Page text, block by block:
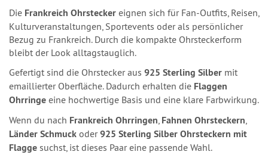
Die Frankreich Ohrstecker eignen sich für Fan-Outfits, Reisen,
Kulturveranstaltungen, Sportevents oder als persönlicher
Bezug zu Frankreich. Durch die kompakte Ohrsteckerform
bleibt der Look alltagstauglich.
Gefertigt sind die Ohrstecker aus 925 Sterling Silber mit
emaillierter Oberfläche. Dadurch erhalten die Flaggen
Ohrringe eine hochwertige Basis und eine klare Farbwirkung.
Wenn du nach Frankreich Ohrringen, Fahnen Ohrsteckern,
Länder Schmuck oder925 Sterling Silber Ohrsteckern mit
Flagge suchst, ist dieses Paar eine passende Wahl.